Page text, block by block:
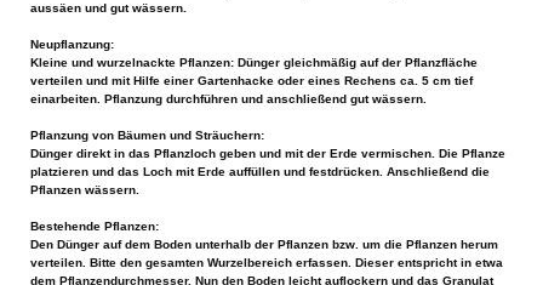
aussäen und gut wässern.
Neupflanzung:
Kleine und wurzelnackte Pflanzen: Dünger gleichmäßig auf der Pflanzfläche
verteilen und mit Hilfe einer Gartenhacke oder eines Rechens ca. 5 cm tief
einarbeiten. Pflanzung durchführen und anschließend gut wässern.
Pflanzung von Bäumen und Sträuchern:
Dünger direkt in das Pflanzloch geben und mit der Erde vermischen. Die Pflanze
platzieren und das Loch mit Erde auffüllen und festdrücken. Anschließend die
Pflanzen wässern.
Bestehende Pflanzen:
Den Dünger auf dem Boden unterhalb der Pflanzen bzw. um die Pflanzen herum
verteilen. Bitte den gesamten Wurzelbereich erfassen. Dieser entspricht in etwa
dem Pflanzendurchmesser. Nun den Boden leicht auflockern und das Granulat